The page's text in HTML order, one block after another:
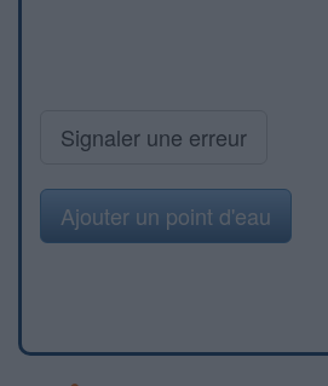
Signaler une erreur
Ajouter un point d'eau